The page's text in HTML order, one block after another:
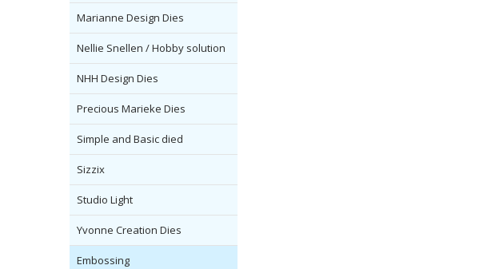
Marianne Design Dies
Nellie Snellen / Hobby solution
NHH Design Dies
Precious Marieke Dies
Simple and Basic died
Sizzix
Studio Light
Yvonne Creation Dies
Embossing